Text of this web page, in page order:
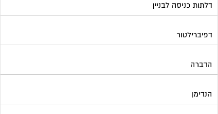
דלתות כניסה לבניין
דפיברילטור
הדברה
הנדימן